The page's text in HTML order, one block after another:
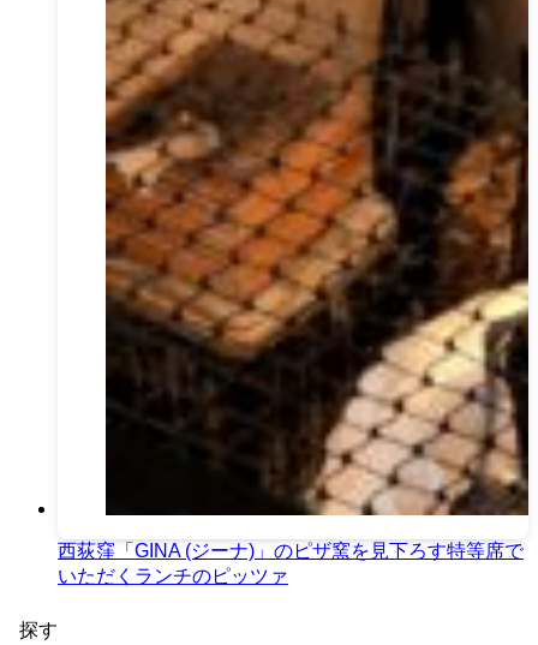
西荻窪「GINA (ジーナ)」のピザ窯を見下ろす特等席で
いただくランチのピッツァ
探す